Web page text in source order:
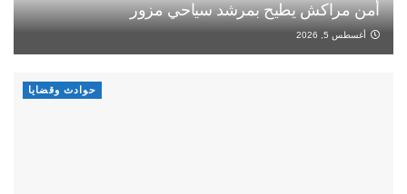
أمن مراكش يطيح بمرشد سياحي مزور
أغسطس 5, 2026
حوادث وقضايا